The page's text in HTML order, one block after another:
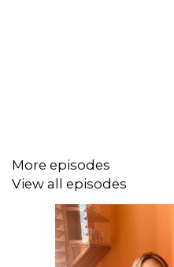
More episodes
View all episodes